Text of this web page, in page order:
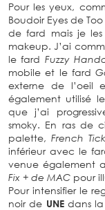
Pour les yeux,
Boudoir Eyes de
de fard mais je les
makeup. J’ai
le fard Fuzzy
mobile et le fard
externe de l’oeil
également utilisé
que j’ai
smoky. En ras de
palette,French
inférieur avec le
venue également
Fix + de MAC pour
Pour intensifier le
noir de UNEdans la